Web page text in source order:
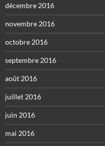
décembre 2016
novembre 2016
octobre 2016
septembre 2016
août 2016
juillet 2016
juin 2016
mai 2016